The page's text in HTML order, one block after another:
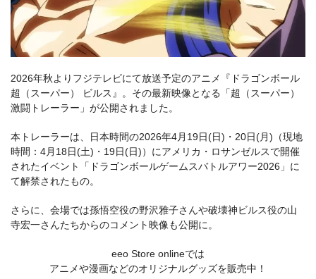
2026年秋よりフジテレビにて放送予定のアニメ『ドラゴンボール
超（スーパー） ビルス』。その最新映像となる「超（スーパー）
激闘トレーラー」が公開されました。
本トレーラーは、日本時間の2026年4月19日(日)・20日(月)（現地
時間：4月18日(土)・19日(日)）にアメリカ・ロサンゼルスで開催
されたイベント「ドラゴンボールゲームスバトルアワー2026」に
て解禁されたもの。
さらに、会場では孫悟空役の野沢雅⼦さんや破壊神ビルス役の⼭
寺宏⼀さんたちからのコメント映像も公開に。
eeo Store onlineでは
アニメや漫画などのオリジナルグッズを販売中！